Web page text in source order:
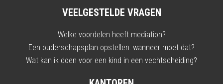
VEELGESTELDE VRAGEN
Welke voordelen heeft mediation?
Een ouderschapsplan opstellen: wanneer moet dat?
Wat kan ik doen voor een kind in een vechtscheiding?